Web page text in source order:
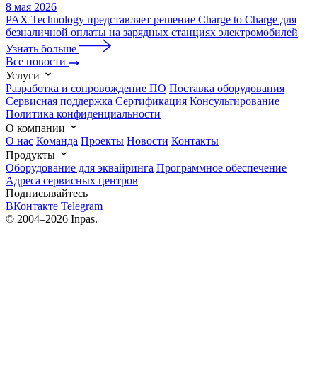
8 мая 2026
PAX Technology представляет решение Charge to Charge для
безналичной оплаты на зарядных станциях электромобилей
Узнать больше
Все новости
Услуги
Разработка и сопровождение ПО Поставка оборудования
Сервисная поддержка Cертификация Консультирование
Политика конфиденциальности
О компании
О нас Команда Проекты Новости Контакты
Продукты
Оборудование для эквайринга Программное обеспечение
Адреса сервисных центров
Подписывайтесь
ВКонтакте Telegram
© 2004–2026 Inpas.